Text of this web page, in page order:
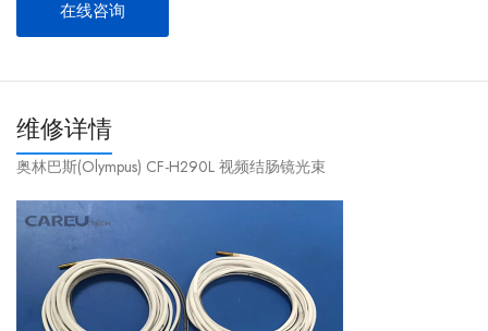
在线咨询
维修详情
奥林巴斯(Olympus) CF-H290L 视频结肠镜光束